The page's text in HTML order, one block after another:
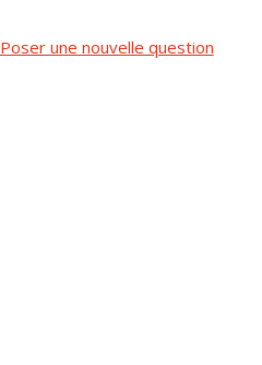
Poser une nouvelle question